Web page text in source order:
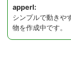
apperl:
シンプルで動きや
物を作成中です。